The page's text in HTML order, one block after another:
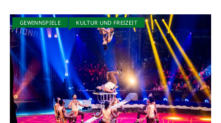
GEWINNSPIELE KULTUR UND FREIZEIT